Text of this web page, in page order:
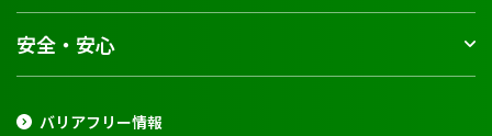
安全・安心
バリアフリー情報